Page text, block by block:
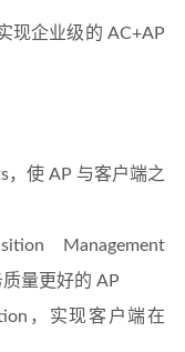
企业级的 AC+AP
，使 AP 与客户端之
Management
量更好的 AP
，实现客户端在